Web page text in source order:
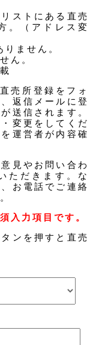
ストにある直売
。（アドレス変
ません。
ん。
売所登録をフォ
返信メールに登
送信されます。
変更をしてくだ
運営者が内容確
見やお問い合わ
ただきます。な
お電話でご連絡
入力項目です。
ンを押すと直売